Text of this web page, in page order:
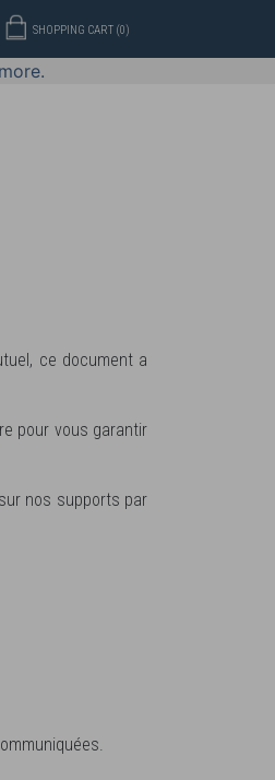
SHOPPING CART (0)
ce document a
pour vous garantir
nos supports par